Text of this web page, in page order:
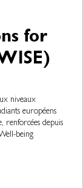
for
niveaux
européens
renforcées depuis
being